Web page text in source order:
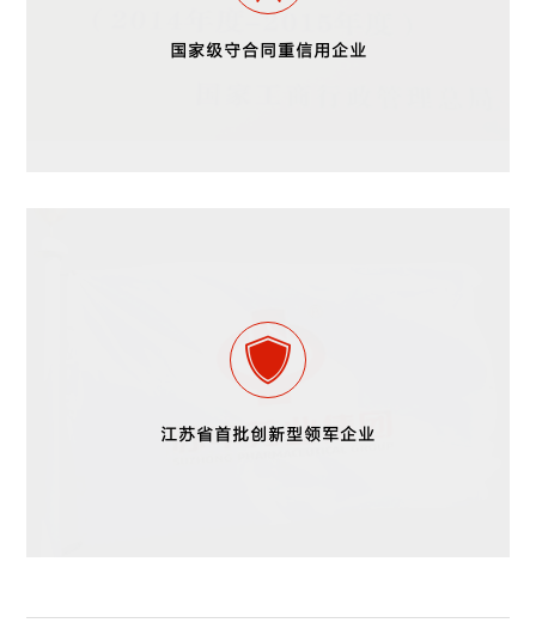
国家级守合同重信用企业
江苏省首批创新型领军企业